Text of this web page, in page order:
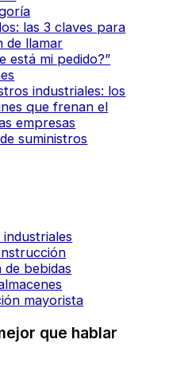
las 3 claves para
de llamar
está mi pedido?”
industriales: los
que frenan el
empresas
suministros
bebidas
mayorista
que hablar